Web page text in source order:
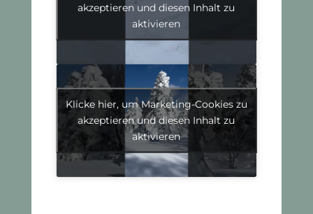
akzeptieren und diesen Inhalt zu
aktivieren
Klicke hier, um Marketing-Cookies zu
akzeptieren und diesen Inhalt zu
aktivieren